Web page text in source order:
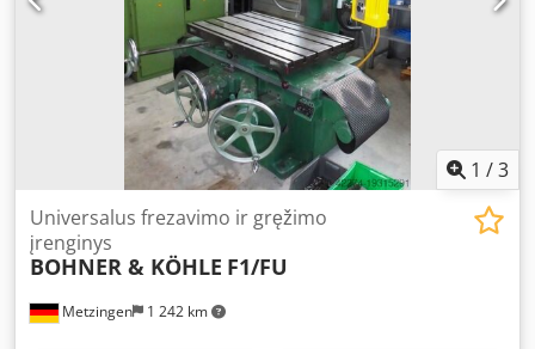
1 /3
Metzingen 1 242 km
Universalus frezavimo ir gręžimo
įrenginys
BOHNER & KÖHLE F1/FU